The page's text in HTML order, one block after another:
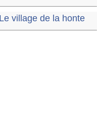
village de la honte